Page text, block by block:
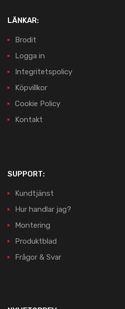
LÄNKAR:
Brodit
Logga in
Integritetspolicy
Köpvillkor
Cookie Policy
Kontakt
SUPPORT:
Kundtjänst
Hur handlar jag?
Montering
Produktblad
Frågor & Svar